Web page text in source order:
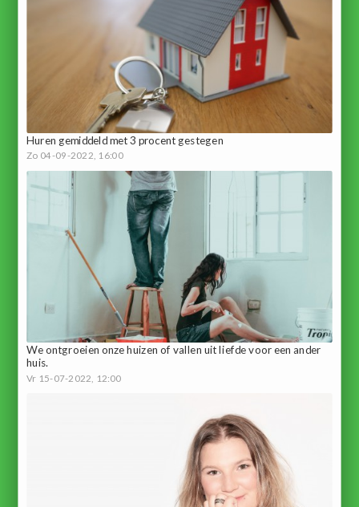
Huren gemiddeld met 3 procent gestegen
Zo 04-09-2022, 16:00
We ontgroeien onze huizen of vallen uit liefde voor een ander
huis.
Vr 15-07-2022, 12:00